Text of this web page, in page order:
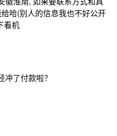
哈(别人的信息我也不好公开
看机
冲了付款啦？